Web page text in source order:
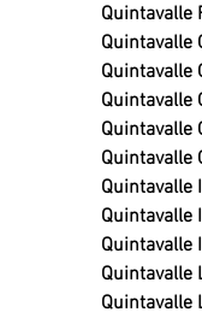
Quintavalle
Quintavalle
Quintavalle
Quintavalle
Quintavalle
Quintavalle
Quintavalle
Quintavalle
Quintavalle
Quintavalle
Quintavalle